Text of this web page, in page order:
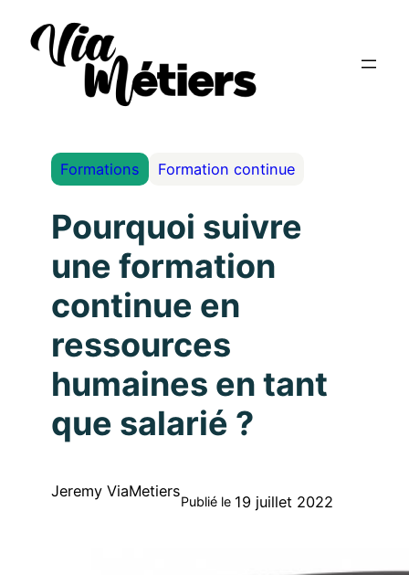
Formations Formation continue
Pourquoi suivre
une formation
continue en
ressources
humaines en tant
que salarié ?
Jeremy ViaMetiers
Publié le 19 juillet 2022